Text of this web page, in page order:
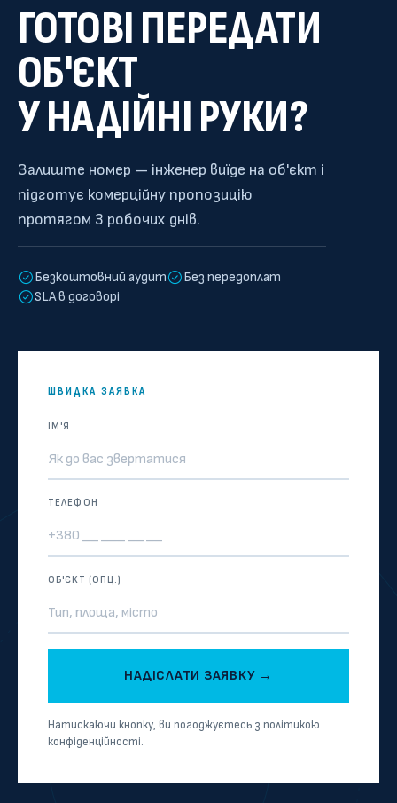
ГОТОВІ ПЕРЕДАТИ
ОБ'ЄКТ
У НАДІЙНІ РУКИ?
Залиште номер — інженер виїде на об'єкт і
підготує комерційну пропозицію
протягом 3 робочих днів.
Безкоштовний аудит
Без передоплат
SLA в договорі
ШВИДКА ЗАЯВКА
ІМ'Я
ТЕЛЕФОН
ОБ'ЄКТ (ОПЦ.)
Натискаючи кнопку, ви погоджуєтесь з політикою
конфіденційності.